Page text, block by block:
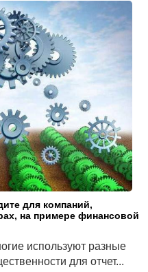
для компаний,
на примере финансовой
используют разные
для отчет...